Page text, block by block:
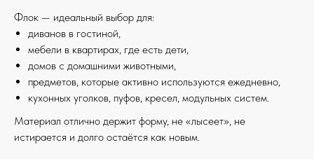
Флок — идеальный выбор для:
диванов в гостиной,
мебели в квартирах, где есть дети,
домов с домашними животными,
предметов, которые активно используются ежедневно,
кухонных уголков, пуфов, кресел, модульных систем.
Материал отлично держит форму, не «лысеет», не
истирается и долго остаётся как новым.